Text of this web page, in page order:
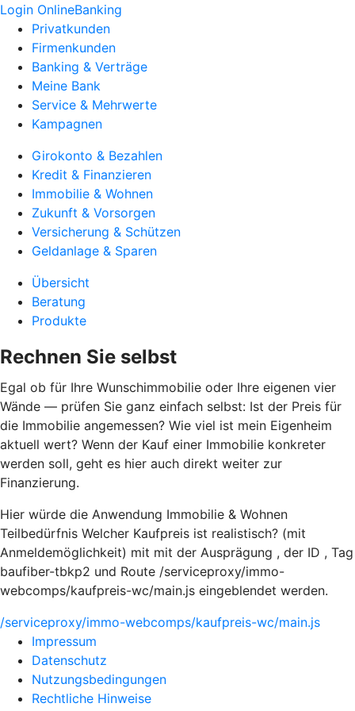
Login OnlineBanking
Privatkunden
Firmenkunden
Banking & Verträge
Meine Bank
Service & Mehrwerte
Kampagnen
Girokonto & Bezahlen
Kredit & Finanzieren
Immobilie & Wohnen
Zukunft & Vorsorgen
Versicherung & Schützen
Geldanlage & Sparen
Übersicht
Beratung
Produkte
Rechnen Sie selbst
Egal ob für Ihre Wunschimmobilie oder Ihre eigenen vier
Wände — prüfen Sie ganz einfach selbst: Ist der Preis für
die Immobilie angemessen? Wie viel ist mein Eigenheim
aktuell wert? Wenn der Kauf einer Immobilie konkreter
werden soll, geht es hier auch direkt weiter zur
Finanzierung.
Hier würde die Anwendung Immobilie & Wohnen
Teilbedürfnis Welcher Kaufpreis ist realistisch? (mit
Anmeldemöglichkeit) mit mit der Ausprägung , der ID , Tag
baufiber-tbkp2 und Route /serviceproxy/immo-
webcomps/kaufpreis-wc/main.js eingeblendet werden.
/serviceproxy/immo-webcomps/kaufpreis-wc/main.js
Impressum
Datenschutz
Nutzungsbedingungen
Rechtliche Hinweise